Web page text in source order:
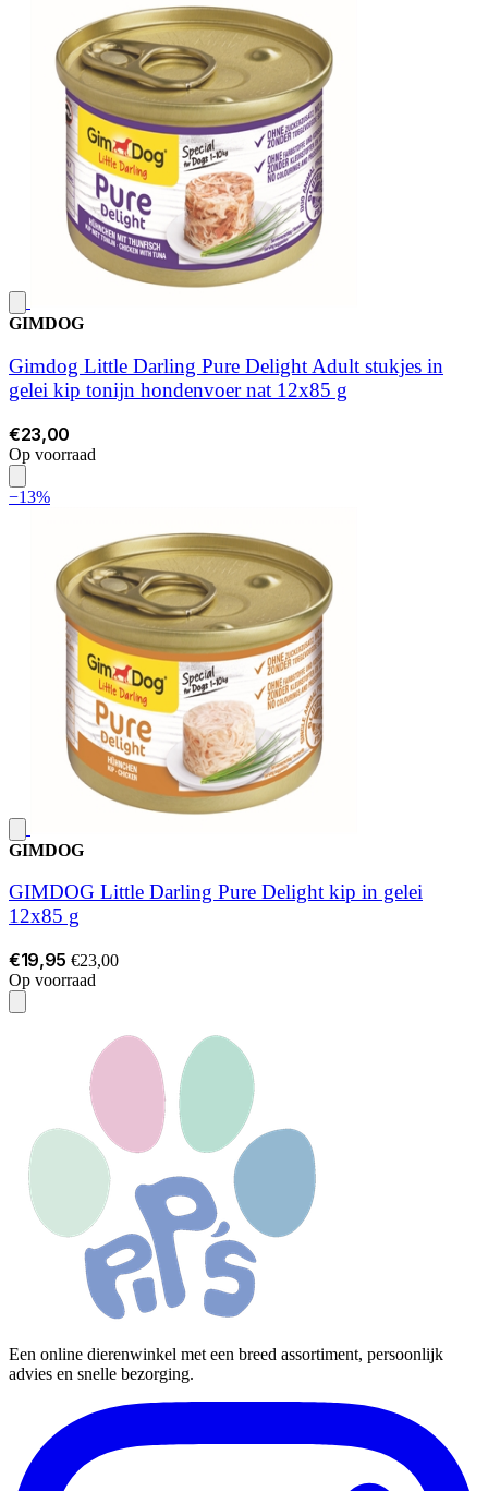
GIMDOG
Gimdog Little Darling Pure Delight Adult stukjes in
gelei kip tonijn hondenvoer nat 12x85 g
€23,00
Op voorraad
−13%
GIMDOG
GIMDOG Little Darling Pure Delight kip in gelei
12x85 g
€19,95 €23,00
Op voorraad
Een online dierenwinkel met een breed assortiment, persoonlijk
advies en snelle bezorging.